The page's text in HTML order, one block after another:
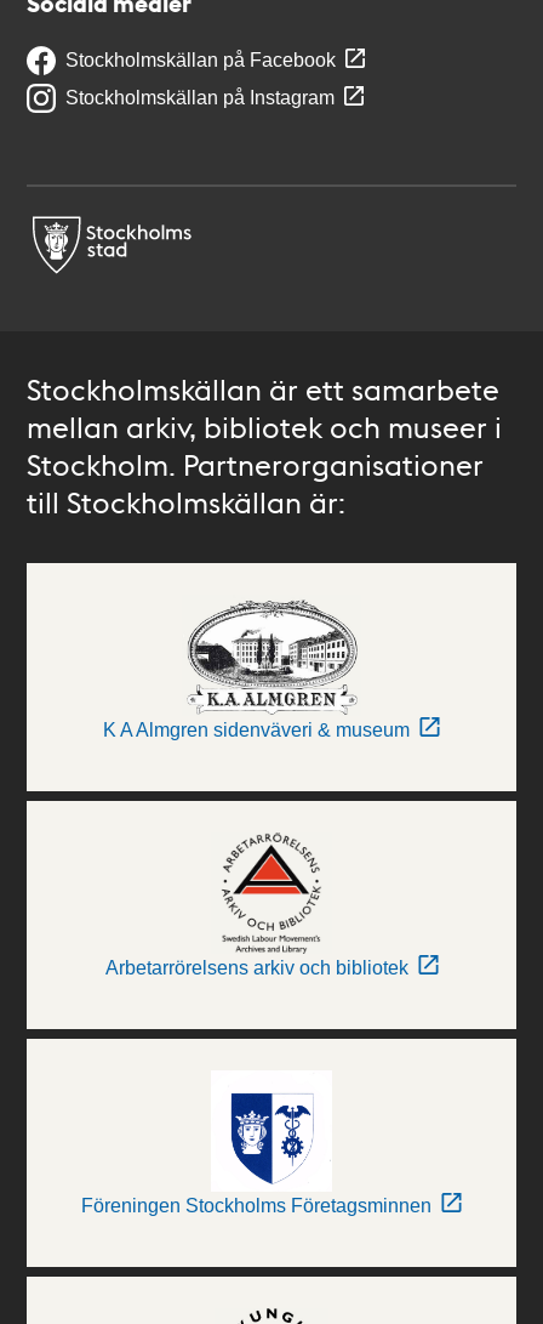
Stockholmskällan på Facebook
Stockholmskällan på Instagram
Stockholmskällan är ett samarbete
mellan arkiv, bibliotek och museer i
Stockholm. Partnerorganisationer
till Stockholmskällan är:
K A Almgren sidenväveri & museum
Arbetarrörelsens arkiv och bibliotek
Föreningen Stockholms Företagsminnen